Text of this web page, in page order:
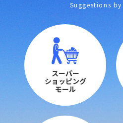
Suggestions
スーパー
ショッピング
モール